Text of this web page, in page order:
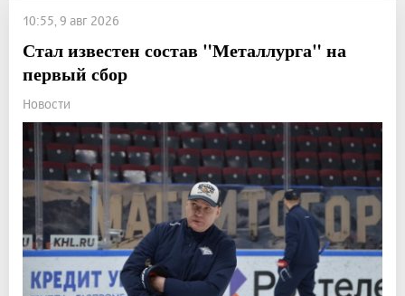
10:55, 9 авг 2026
Стал известен состав "Металлурга" на
первый сбор
Новости